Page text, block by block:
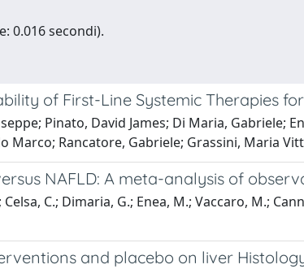
0.016 secondi).
of First-Line Systemic Therapies
Pinato, David James; Di Maria,
Marco; Rancatore, Gabriele; Grassini, Maria
NAFLD: A meta-analysis of
C.; Dimaria, G.; Enea, M.; Vaccaro, M.;
and placebo on liver